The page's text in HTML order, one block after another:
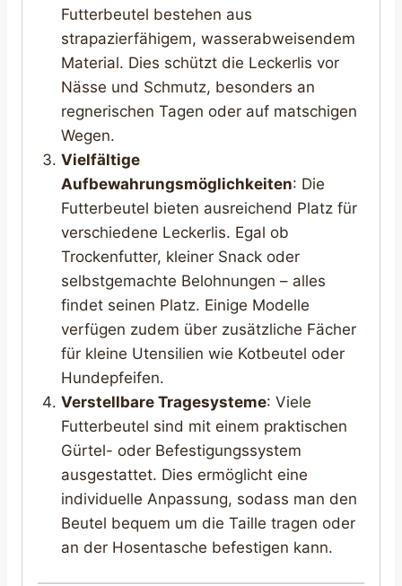
Futterbeutel bestehen aus
strapazierfähigem, wasserabweisendem
Material. Dies schützt die Leckerlis vor
Nässe und Schmutz, besonders an
regnerischen Tagen oder auf matschigen
Wegen.
Vielfältige
Aufbewahrungsmöglichkeiten: Die
Futterbeutel bieten ausreichend Platz für
verschiedene Leckerlis. Egal ob
Trockenfutter, kleiner Snack oder
selbstgemachte Belohnungen – alles
findet seinen Platz. Einige Modelle
verfügen zudem über zusätzliche Fächer
für kleine Utensilien wie Kotbeutel oder
Hundepfeifen.
Verstellbare Tragesysteme: Viele
Futterbeutel sind mit einem praktischen
Gürtel- oder Befestigungssystem
ausgestattet. Dies ermöglicht eine
individuelle Anpassung, sodass man den
Beutel bequem um die Taille tragen oder
an der Hosentasche befestigen kann.